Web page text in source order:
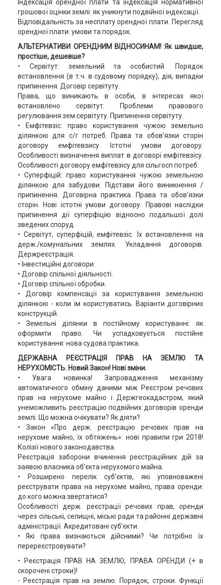
Індексація орендної плати та індексація нормативної
грошової оцінки землі: як уникнути подвійної індексації.
Відповідальність за несплату орендної плати. Перегляд
орендної плати: умови та порядок.
АЛЬТЕРНАТИВИ ОРЕНДНИМ ВІДНОСИНАМ! Як швидше,
простіше, дешевше?
• Сервітут: земельний та особистий. Порядок
встановлення (в т.ч. в судовому порядку), дія, випадки
припинення. Договір сервітуту.
Права, що виникають в особи, в інтересах якої
встановлено сервітут. Проблеми правового
регулювання зем.сервітуту. Припинення сервітуту.
• Емфітевзіс: право користування чужою земельно
ділянкою для с/г потреб. Права та обов’язки сторін
договору емфітевзису. Істотні умови договору.
Особливості визначення виплат в договорі емфітевзісу.
Особливості договору емфітевзісу для сільгосп потреб.
• Суперфіцій: право користування чужою земельною
ділянкою для забудови. Підстави його виникнення /
припинення. Договірна практика. Права та обов’язки
сторін. Нові істотні умови договору. Правові наслідки
припинення дії суперфіцію відносно подальшої долі
зведених споруд.
• Сервітут, суперфіцій, емфітевзіс. Їх встановлення на
держ./комунальних землях. Укладання договорів.
Держреєстрація.
• Інвестиційні договори.
• Договір спільної діяльності.
• Договір спільної обробки.
• Договір компенсації за користування земельною
ділянкою - коли їм користуватись. Варіанти договірних
конструкцій.
• Земельні ділянки в постійному користуванні: як
оформити право. Чи успадковується постійне
користування: нова судова практика.
ДЕРЖАВНА РЕЄСТРАЦІЯ ПРАВ НА ЗЕМЛЮ ТА
НЕРУХОМІСТЬ. Новий Закон! Нові зміни.
• Увага новинка! Запровадження механізму
автоматичного обміну даними між Реєстром речових
прав на нерухоме майно і Держгеокадастром, який
унеможливить реєстрацію подвійних договорів оренди
землі. Що можна очікувати? Як діяти?
• Закон «Про держ. реєстрацію речових прав на
нерухоме майно, їх обтяжень»: нові правили гри 2018!
Колізії нового законодавства.
Реєстрація заборони вчинення реєстраційних дій за
заявою власника об’єкта нерухомого майна.
• Розширено перелік суб’єктів, які уповноважені
реєструвати права на нерухоме майно, права оренди:
до кого можна звертатися?
Особливості держ. реєстрації речових прав, оренди
через сільські, селищні, міські ради та районні державні
адміністрації. Акредитовані суб’єкти.
• Які права визнаються дійсними? Чи потрібно їх
перереєстровувати?
• Реєстрація ПРАВ НА ЗЕМЛЮ, ПРАВА ОРЕНДИ (+ в
скорочені строки)!
- Реєстрація прав на землю. Порядок, строки. Функції